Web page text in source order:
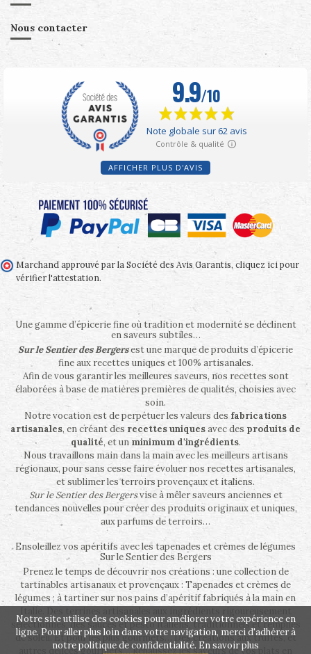
Nous contacter
AFFICHER PLUS D'AVIS
Marchand approuvé par la Société des Avis Garantis, cliquez ici pour
vérifier l'attestation.
Une gamme d’épicerie fine où tradition et modernité se déclinent
en saveurs subtiles…
Sur le Sentier des Bergersest une marque de produits d’épicerie
fine aux recettes uniques et 100% artisanales.
Afin de vous garantir les meilleures saveurs, nos recettes sont
élaborées à base de matières premières de qualités, choisies avec
soin.
Notre vocation est de perpétuer les valeurs des fabrications
artisanales, en créant des recettes uniquesavec des produits de
qualité, et un minimum d'ingrédients.
Nous travaillons main dans la main avec les meilleurs artisans
régionaux, pour sans cesse faire évoluer nos recettes artisanales,
et sublimer les terroirs provençaux et italiens.
Sur le Sentier des Bergersvise à mêler saveurs anciennes et
tendances nouvelles pour créer des produits originaux et uniques,
aux parfums de terroirs…
Ensoleillez vos apéritifs avec les tapenades et crèmes de légumes
Sur le Sentier des Bergers
Prenez le temps de découvrir nos créations : une collection de
tartinables artisanaux et provençaux : Tapenades et crèmes de
légumes ; à tartiner sur nos pains d’apéritif fabriqués à la main en
sélectionnés, des sauces et pesto italiens, traditionnels et remplies
de soleil. Et pour les plus gourmets… Des créations aux truffes, et
autres délices gourmets… Rehaussez les saveurs de vos plats en
Notre site utilise des cookies pour améliorer votre expérience en
ligne. Pour aller plus loin dans votre navigation, merci d'adhérer à
notre politique de confidentialité. En savoir plus